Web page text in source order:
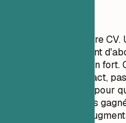
C'est le cœur de votre
inversé (le plus récent
par un verbe d'action
réalisations et l'impact,
Utilisez des chiffres pour
pourcentages, temps
la progression et